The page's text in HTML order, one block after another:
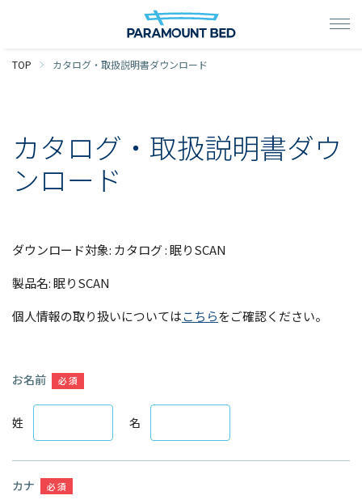
TOP カタログ・取扱説明書ダウンロード
カタログ・取扱説明書ダウ
ンロード
ダウンロード対象: カタログ : 眠りSCAN
製品名: 眠りSCAN
個人情報の取り扱いについてはこちらをご確認ください。
お名前 必 須
姓 名
カナ 必 須